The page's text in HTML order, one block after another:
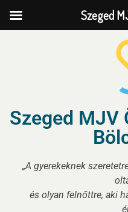
Szeged MJV
„A gyerekeknek
és olyan felnőttre, aki
Szeged